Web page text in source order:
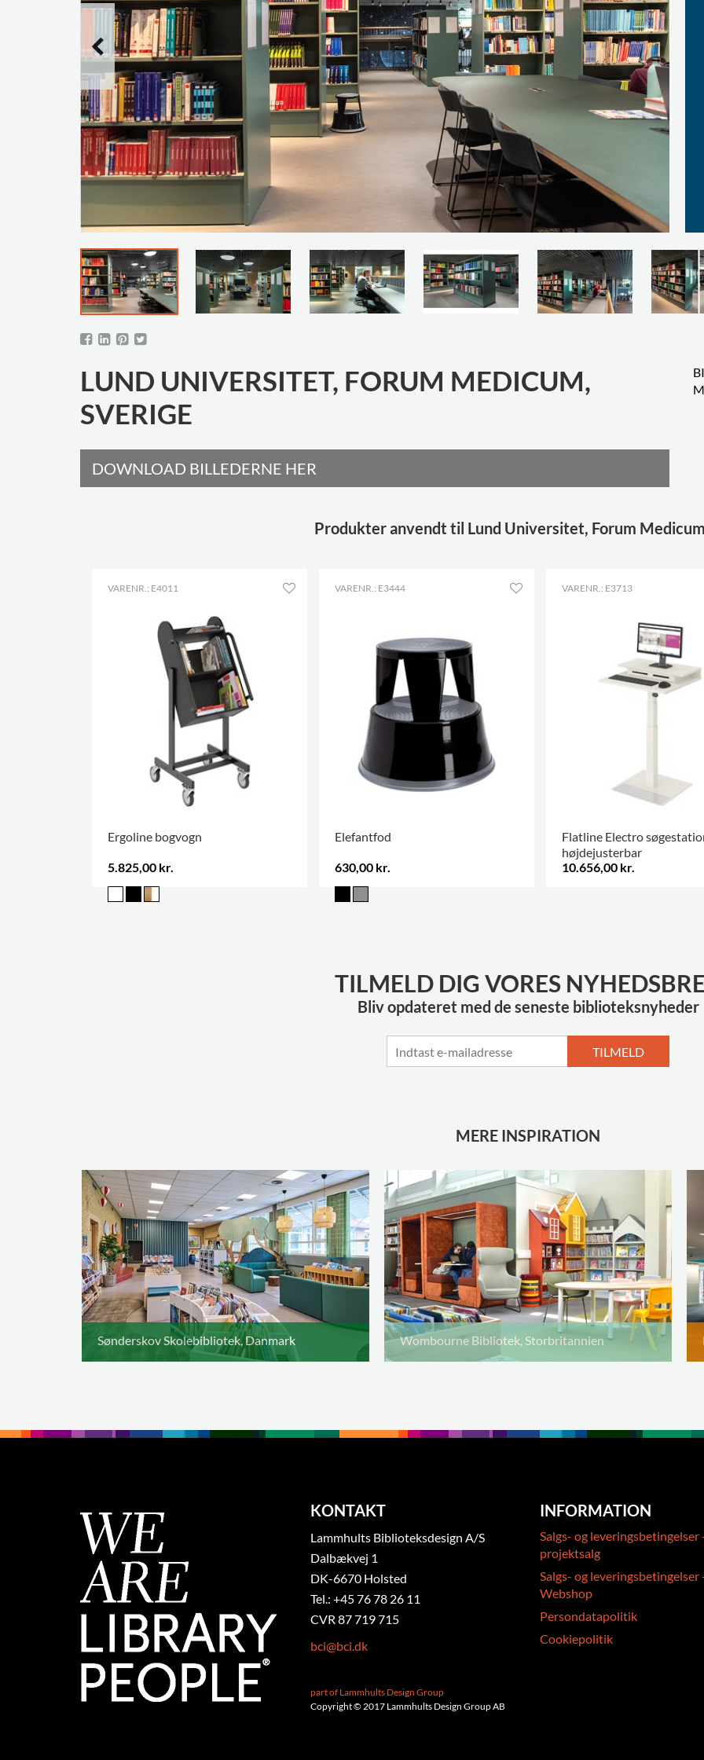
LUND UNIVERSITET, FORUM MEDICUM,
SVERIGE
DOWNLOAD BILLEDERNE HER
Produkter anvendt til Lund Universitet, Forum
VARENR.: E4011
Ergoline bogvogn
5.825,00 kr.
VARENR.: E3444
Elefantfod
630,00 kr.
VARENR.: E3713
Flatline Electro
højdejusterbar
10.656,00 kr.
TILMELD DIG VORES
Bliv opdateret med de seneste biblioteksnyheder
TILMELD
MERE INSPIRATION
Sønderskov Skolebibliotek, Danmark Wombourne Bibliotek, Storbritannien
KONTAKT
Lammhults Biblioteksdesign A/S
Dalbækvej 1
DK-6670 Holsted
Tel.: +45 76 78 26 11
CVR 87 719 715
bci@bci.dk
part of Lammhults Design Group
Copyright © 2017 Lammhults Design Group AB
INFORMATION
Salgs- og leveringsbetingelser
projektsalg
Salgs- og leveringsbetingelser
Webshop
Persondatapolitik
Cookiepolitik